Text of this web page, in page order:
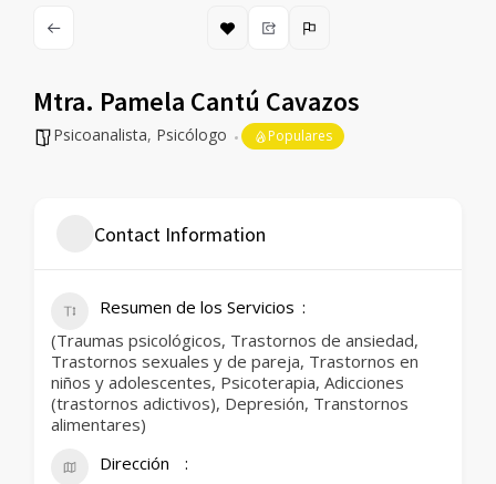
Mtra. Pamela Cantú Cavazos
Psicoanalista, Psicólogo Populares
Contact Information
Resumen de los Servicios
(Traumas psicológicos, Trastornos de ansiedad,
Trastornos sexuales y de pareja, Trastornos en
niños y adolescentes, Psicoterapia, Adicciones
(trastornos adictivos), Depresión, Transtornos
alimentares)
Dirección